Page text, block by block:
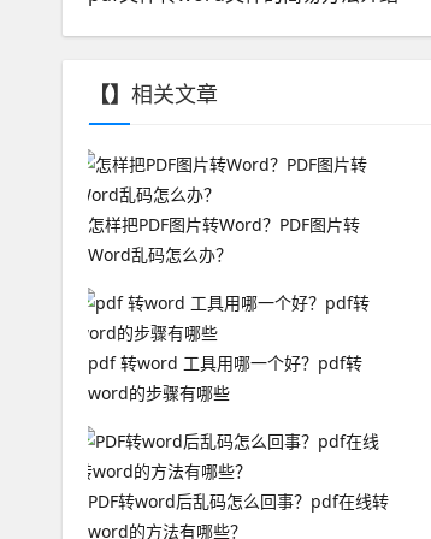
【】 相关文章
怎样把PDF图片转Word？PDF图片转
Word乱码怎么办？
pdf 转word 工具用哪一个好？pdf转
word的步骤有哪些
PDF转word后乱码怎么回事？pdf在线转
word的方法有哪些？